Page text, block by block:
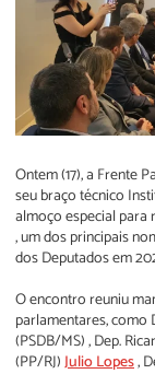
Ontem (17), a Frente
seu braço técnico
almoço especial para
, um dos principais
dos Deputados em
O encontro reuniu
parlamentares, como
(PSDB/MS) , Dep.
(PP/RJ)Julio Lopes,